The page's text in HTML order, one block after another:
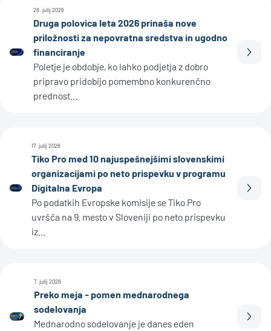
28. julij 2026
Druga polovica leta 2026 prinaša nove
priložnosti za nepovratna sredstva in ugodno
financiranje
Poletje je obdobje, ko lahko podjetja z dobro
pripravo pridobijo pomembno konkurenčno
prednost...
17. julij 2026
Tiko Pro med 10 najuspešnejšimi slovenskimi
organizacijami po neto prispevku v programu
Digitalna Evropa
Po podatkih Evropske komisije se Tiko Pro
uvršča na 9. mesto v Sloveniji po neto prispevku
iz...
7. julij 2026
Preko meja - pomen mednarodnega
sodelovanja
Mednarodno sodelovanje je danes eden